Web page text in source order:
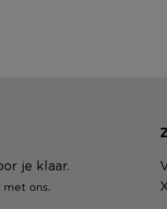
je klaar.
met ons.